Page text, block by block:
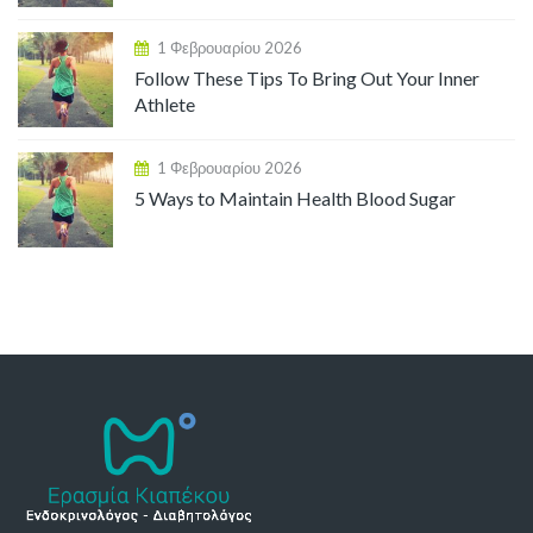
1 Φεβρουαρίου 2026
Follow These Tips To Bring Out Your Inner
Athlete
1 Φεβρουαρίου 2026
5 Ways to Maintain Health Blood Sugar